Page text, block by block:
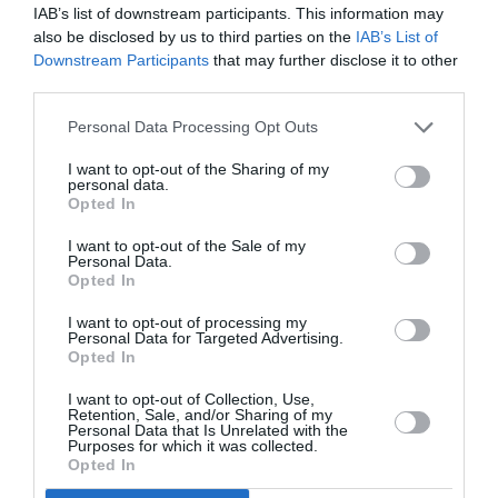
IAB’s list of downstream participants. This information may
also be disclosed by us to third parties on the IAB’s List of
Downstream Participants that may further disclose it to other
Personal Data Processing Opt Outs
I want to opt-out of the Sharing of my
personal data.
Opted In
I want to opt-out of the Sale of my
Personal Data.
Opted In
I want to opt-out of processing my
Personal Data for Targeted Advertising.
Opted In
I want to opt-out of Collection, Use,
Retention, Sale, and/or Sharing of my
Personal Data that Is Unrelated with the
Purposes for which it was collected.
Opted In
δήμαρχος Τριφυλίας με τους διοικητές
Πυροσβεστικής Υπηρεσίας Μεσσηνίας και
Πυροσβεστικής Υπηρεσίας Γαργαλιάνων...
«Ιπτάμενο»… πρόστιμο
10/05/2026 15:52